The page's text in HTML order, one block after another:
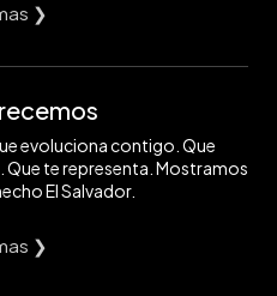
❯
evoluciona contigo. Que
te representa. Mostramos
El Salvador.
❯